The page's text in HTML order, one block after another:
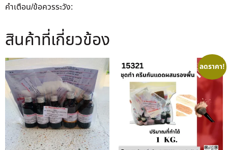
คำเตือน/ข้อควรระวัง:
สินค้าที่เกี่ยวข้อง
ลดราคา!